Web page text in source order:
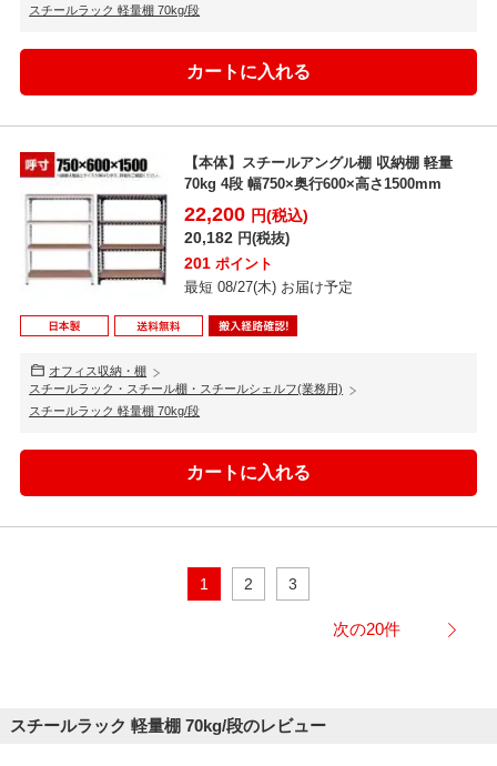
スチールラック 軽量棚 70kg/段
【本体】スチールアングル棚 収納棚 軽量
70kg 4段 幅750×奥行600×高さ1500mm
22,200 円(税込)
20,182 円(税抜)
201 ポイント
最短 08/27(木) お届け予定
オフィス収納・棚
スチールラック・スチール棚・スチールシェルフ(業務用)
スチールラック 軽量棚 70kg/段
1 2 3
次の20件
スチールラック 軽量棚 70kg/段のレビュー